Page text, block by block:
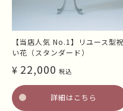
【当店人気 No.1】リユース型祝
い花（スタンダード）
¥ 22,000 税込
詳細はこちら